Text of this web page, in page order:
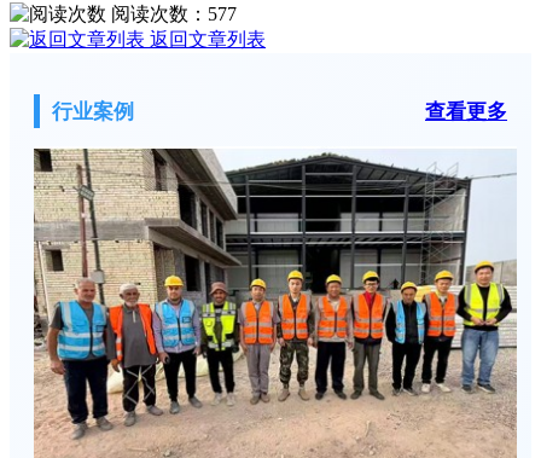
阅读次数： 577
返回文章列表
行业案例 查看更多